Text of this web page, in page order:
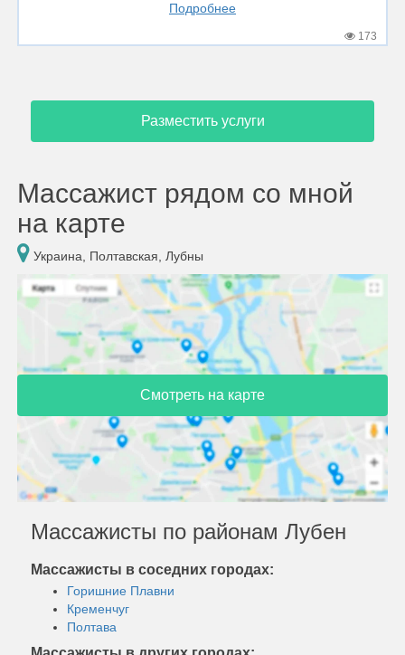
Подробнее
173
Разместить услуги
Массажист рядом со мной
на карте
Украина, Полтавская, Лубны
Смотреть на карте
Массажисты по районам Лубен
Массажисты в соседних городах:
Горишние Плавни
Кременчуг
Полтава